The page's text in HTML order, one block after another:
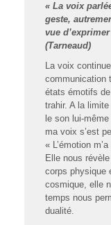
« La voix
geste,
vue
(Tarneaud)
La voix
communication
états émotifs de
trahir. A la
le son lui-
ma voix s’est
« L’émotion
Elle nous
corps physique
cosmique, elle
temps nous
dualité.